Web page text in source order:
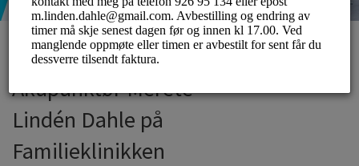
Akupunktør Merete
Lindén Dahle på
Familieklinikken